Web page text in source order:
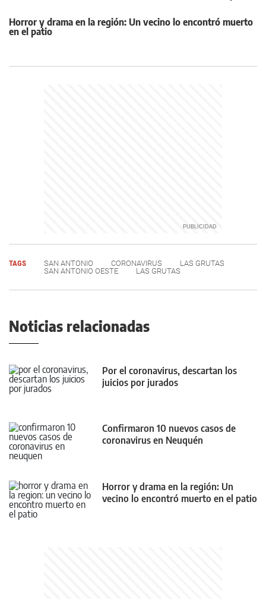
Horror y drama en la región: Un vecino lo encontró muerto
en el patio
TAGS SAN ANTONIO CORONAVIRUS
LAS GRUTAS
SAN ANTONIO OESTE
LAS GRUTAS
Noticias relacionadas
Por el coronavirus, descartan los
juicios por jurados
Confirmaron 10 nuevos casos de
coronavirus en Neuquén
Horror y drama en la región: Un
vecino lo encontró muerto en el patio